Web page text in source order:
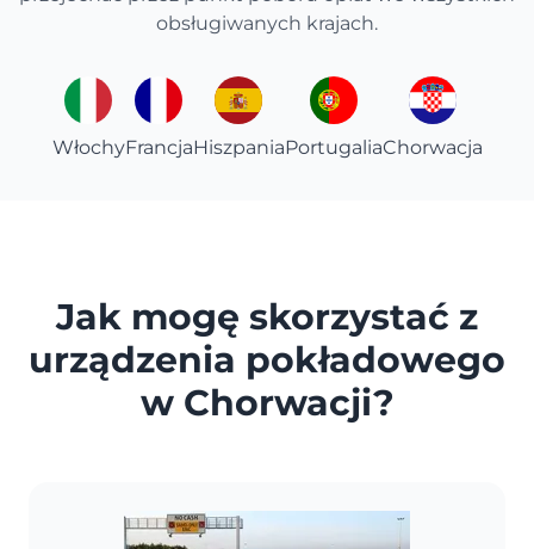
obsługiwanych krajach.
WłochyFrancjaHiszpaniaPortugaliaChorwacja
Jak mogę skorzystać z
urządzenia pokładowego
w Chorwacji?